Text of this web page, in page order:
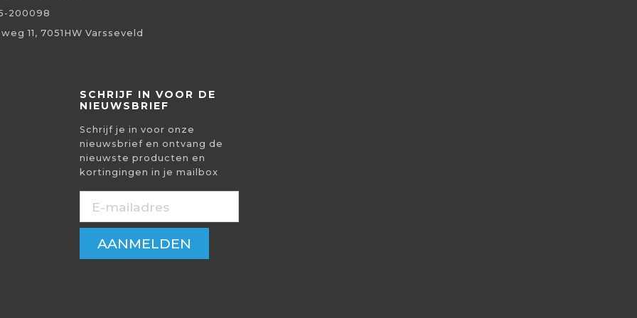
200098
11, 7051HW Varsseveld
SCHRIJF IN VOOR DE
NIEUWSBRIEF
Schrijf je in voor onze
nieuwsbrief en ontvang de
nieuwste producten en
kortingingen in je mailbox
AANMELDEN